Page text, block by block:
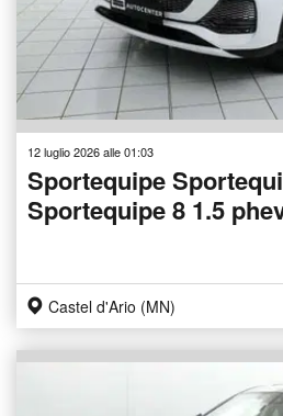
12 luglio 2026 alle 01:03
Sportequipe
Sportequipe 8 1.5
Castel d'Ario (MN)